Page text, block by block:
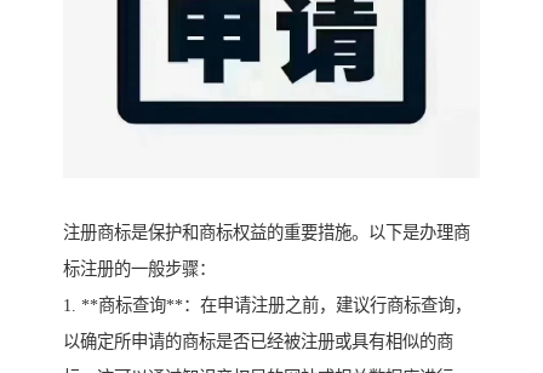
注册商标是保护和商标权益的重要措施。以下是办理商
标注册的一般步骤：
1. **商标查询**：在申请注册之前，建议行商标查询，
以确定所申请的商标是否已经被注册或具有相似的商